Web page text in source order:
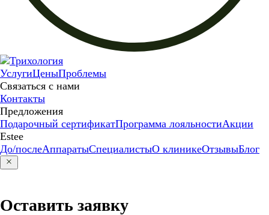
УслугиЦеныПроблемы
Связаться с нами
Контакты
Предложения
Подарочный сертификатПрограмма лояльностиАкции
Estee
До/послеАппаратыСпециалистыО клиникеОтзывыБлог
Оставить заявку